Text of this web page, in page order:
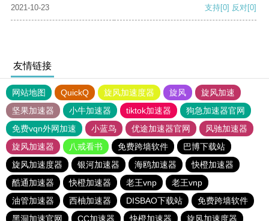
2021-10-23 支持[0] 反对[0]
友情链接
网站地图 QuickQ 旋风加速度器 旋风
旋风加速
坚果加速器
小牛加速器 tiktok加速器
狗急加速器官网
免费vqn外网加速
小蓝鸟 优途加速器官网
风驰加速器
旋风加速器
八戒看书 免费跨墙软件
巴博下载站
旋风加速度器
银河加速器 海鸥加速器
快橙加速器
酷通加速器
快橙加速器 老王vnp
老王vnp
油管加速器
西柚加速器 DISBAO下载站
免费跨墙软件
黑洞加速官网
CC加速器 快橙加速器 旋风加速度器